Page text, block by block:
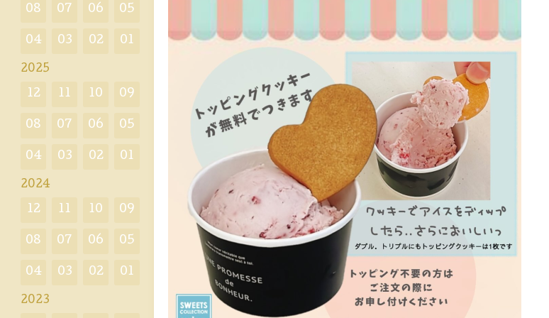
08 07 06 05
04 03 02 01
2025
12 11 10 09
08 07 06 05
04 03 02 01
2024
12 11 10 09
08 07 06 05
04 03 02 01
2023